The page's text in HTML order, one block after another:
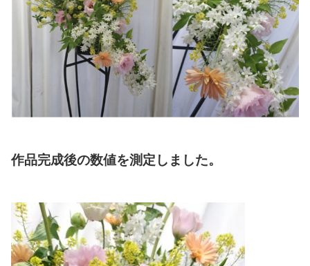
作品完成後の数値を測定しました。